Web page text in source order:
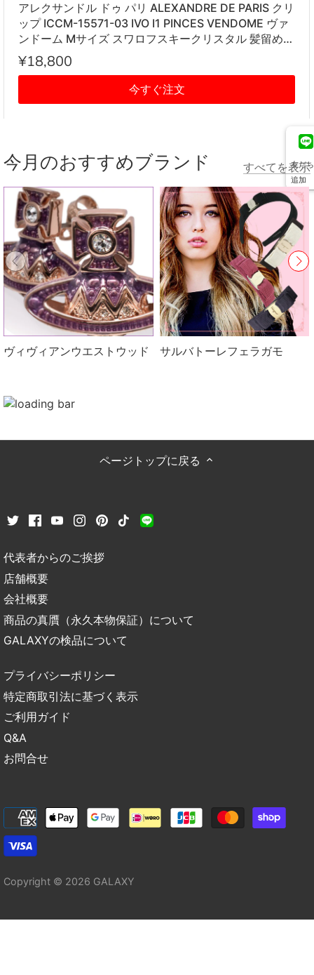
友だち
追加
アレクサンドル ドゥ パリ ALEXANDRE DE PARIS クリ
ップ ICCM-15571-03 IVO I1 PINCES VENDOME ヴァ
ンドーム Mサイズ スワロフスキークリスタル 髪留め
レディース アイボリー系
¥18,800
今すぐ注文
今月のおすすめブランド すべてを表示
ヴィヴィアンウエストウッド サルバトーレフェラガモ
ページトップに戻る
代表者からのご挨拶
店舗概要
会社概要
商品の真贋（永久本物保証）について
GALAXYの検品について
プライバシーポリシー
特定商取引法に基づく表示
ご利用ガイド
Q&A
お問合せ
Copyright © 2026 GALAXY